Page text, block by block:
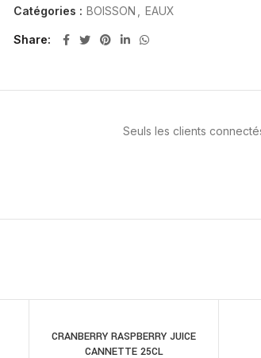
Catégories : BOISSON EAUX
Share
Seuls les clients
AJOUTER AU
PANIER
CRANBERRY RASPBERRY JUICE
CANNETTE 25CL